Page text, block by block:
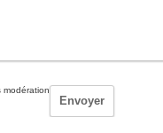
modération